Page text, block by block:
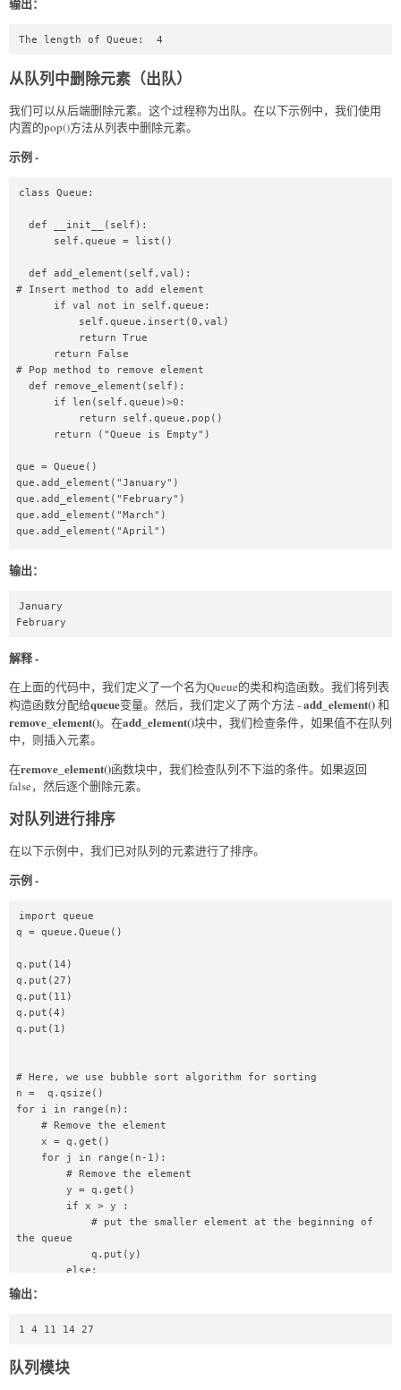
The length of Queue:  4
从队列中删除元素（出队）
我们可以从后端删除元素。这个过程称为出队。在以下示例中，我们使用
内置的pop()方法从列表中删除元素。
示例 -
class Queue:
# Insert method to add element
# Pop method to remove element
que = Queue()
que.add_element("January")
que.add_element("February")
que.add_element("March")
que.add_element("April")
print(que)
print(que.remove_element())
输出：
January
February
解释 -
在上面的代码中，我们定义了一个名为Queue的类和构造函数。我们将列表
构造函数分配给queue变量。然后，我们定义了两个方法 -add_element()和
remove_element()。在add_element()块中，我们检查条件，如果值不在队列
中，则插入元素。
在remove_element()函数块中，我们检查队列不下溢的条件。如果返回
false，然后逐个删除元素。
对队列进行排序
在以下示例中，我们已对队列的元素进行了排序。
示例 -
import queue
q = queue.Queue()
q.put(14)
q.put(27)
q.put(11)
q.put(4)
q.put(1)
# Here, we use bubble sort algorithm for sorting
n =  q.qsize()
for i in range(n):
the queue
            # the smaller one is put at the start of the
queue
            x = y    # The greater element is replaced by
    q.put(x)
输出：
1 4 11 14 27
队列模块